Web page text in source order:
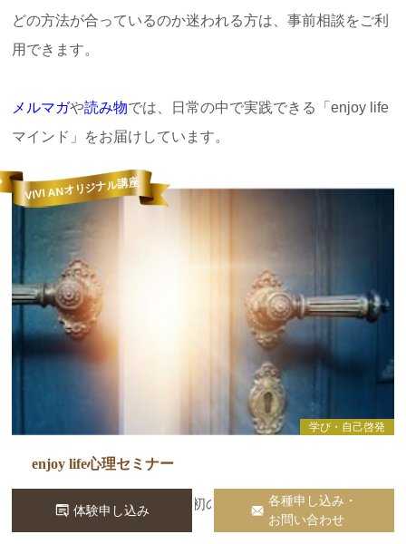
どの方法が合っているのか迷われる方は、事前相談をご利
用できます。
メルマガや読み物では、日常の中で実践できる「enjoy life
マインド」をお届けしています。
VIVI ANオリジナル講座
学び・自己啓発
enjoy life心理セミナー
人生の流れに気づく、最初の一歩
体験申し込み
各種申し込み・
お問い合わせ